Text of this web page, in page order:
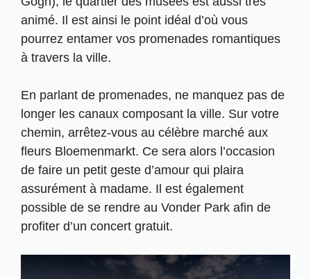
animé. Il est ainsi le point idéal d’où vous
pourrez entamer vos promenades romantiques
à travers la ville.
En parlant de promenades, ne manquez pas de
longer les canaux composant la ville. Sur votre
chemin, arrêtez-vous au célèbre marché aux
fleurs Bloemenmarkt. Ce sera alors l’occasion
de faire un petit geste d’amour qui plaira
assurément à madame. Il est également
possible de se rendre au Vonder Park afin de
profiter d’un concert gratuit.